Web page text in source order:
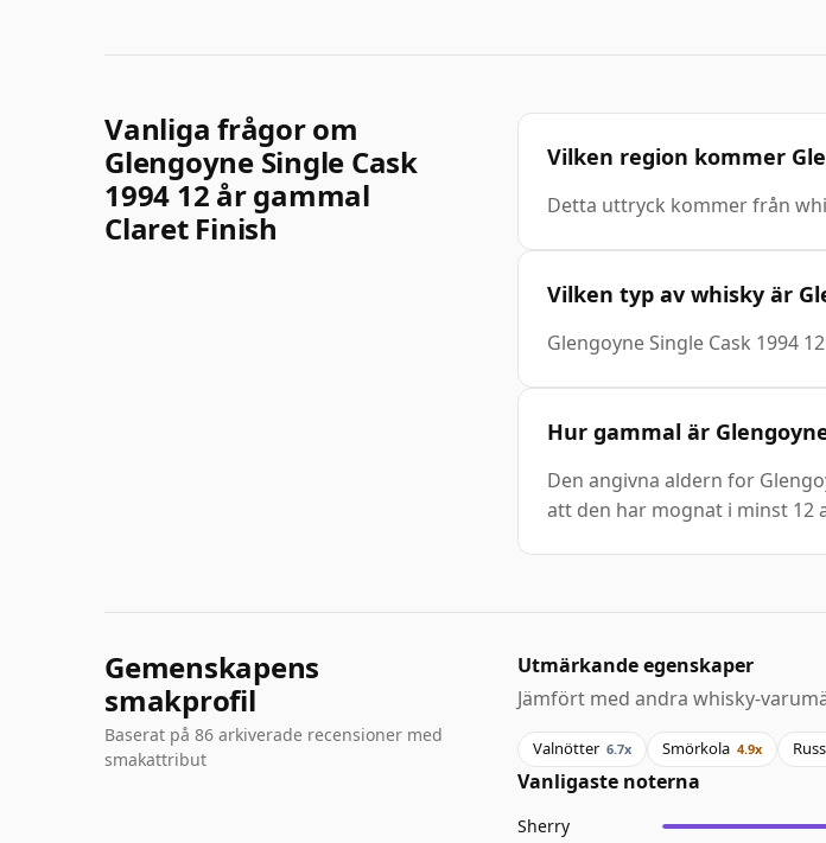
Vanliga frågor om
Glengoyne Single Cask
1994 12 år gammal
Claret Finish
Vilken region kommer
Detta uttryck kommer från
Vilken typ av whisky är
Glengoyne Single Cask 1994
Hur gammal är
Den angivna aldern for
att den har mognat i minst 12
Gemenskapens
smakprofil
Baserat på 86 arkiverade recensioner med
smakattribut
Utmärkande egenskaper
Jämfört med andra whisky-
Valnötter 6.7x Smörkola 4.9x
Vanligaste noterna
Sherry